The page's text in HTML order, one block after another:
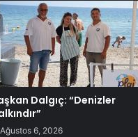
Dalgıç: “Denizler
Ağustos 6, 2026